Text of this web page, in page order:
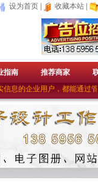
设为首页 收藏本站
指南 推荐商家
息的企业用户，都能通过